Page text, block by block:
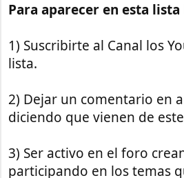
Para aparecer en esta lista
1) Suscribirte al Canal los
lista.
2) Dejar un comentario en
diciendo que vienen de
3) Ser activo en el foro
participando en los temas